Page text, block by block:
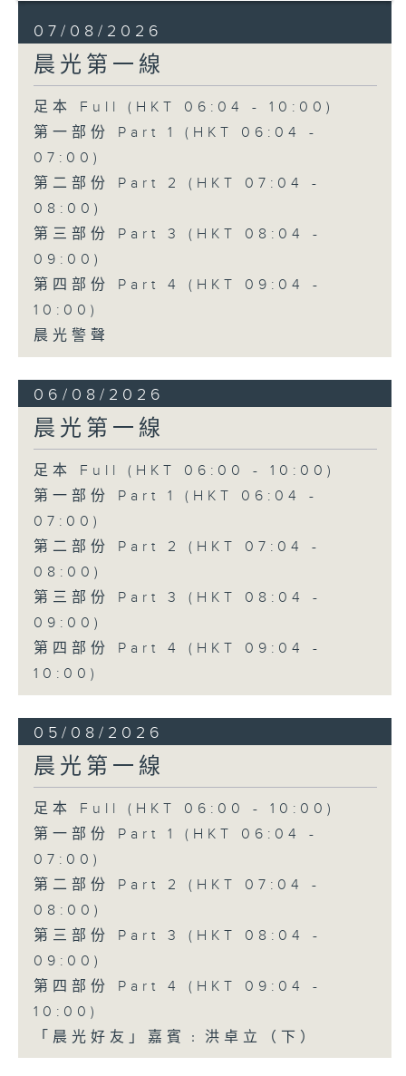
07/08/2026
晨光第一線
足本 Full (HKT 06:04 - 10:00)
第一部份 Part 1 (HKT 06:04 -
07:00)
第二部份 Part 2 (HKT 07:04 -
08:00)
第三部份 Part 3 (HKT 08:04 -
09:00)
第四部份 Part 4 (HKT 09:04 -
10:00)
晨光警聲
06/08/2026
晨光第一線
足本 Full (HKT 06:00 - 10:00)
第一部份 Part 1 (HKT 06:04 -
07:00)
第二部份 Part 2 (HKT 07:04 -
08:00)
第三部份 Part 3 (HKT 08:04 -
09:00)
第四部份 Part 4 (HKT 09:04 -
10:00)
05/08/2026
晨光第一線
足本 Full (HKT 06:00 - 10:00)
第一部份 Part 1 (HKT 06:04 -
07:00)
第二部份 Part 2 (HKT 07:04 -
08:00)
第三部份 Part 3 (HKT 08:04 -
09:00)
第四部份 Part 4 (HKT 09:04 -
10:00)
「晨光好友」嘉賓﹕洪卓立（下）